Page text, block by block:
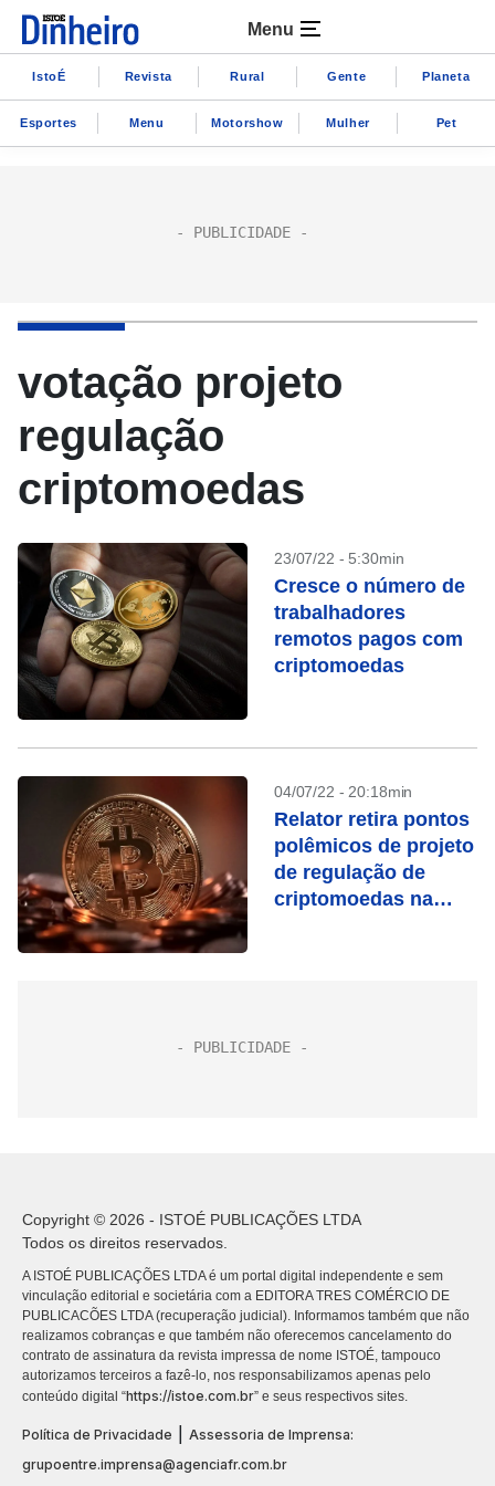
Menu
IstoÉ Revista Rural Gente Planeta
Esportes Menu Motorshow Mulher Pet
votação projeto
regulação
criptomoedas
23/07/22 - 5:30min
Cresce o número de
trabalhadores
remotos pagos com
criptomoedas
04/07/22 - 20:18min
Relator retira pontos
polêmicos de projeto
de regulação de
criptomoedas na
Copyright © 2026 - ISTOÉ PUBLICAÇÕES LTDA
Todos os direitos reservados.
A ISTOÉ PUBLICAÇÕES LTDA é um portal digital independente e sem
vinculação editorial e societária com a EDITORA TRES COMÉRCIO DE
PUBLICACÕES LTDA (recuperação judicial). Informamos também que não
realizamos cobranças e que também não oferecemos cancelamento do
contrato de assinatura da revista impressa de nome ISTOÉ, tampouco
autorizamos terceiros a fazê-lo, nos responsabilizamos apenas pelo
conteúdo digital “https://istoe.com.br” e seus respectivos sites.
Política de Privacidade
Assessoria de Imprensa:
grupoentre.imprensa@agenciafr.com.br